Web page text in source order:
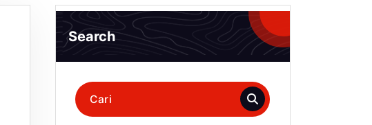
Search
Pencarian
untuk: